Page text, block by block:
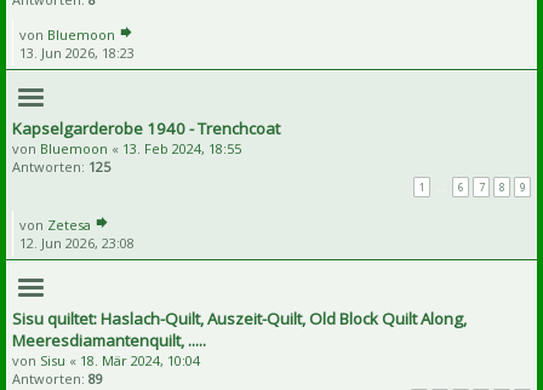
von Bluemoon
13. Jun 2026, 18:23
Kapselgarderobe 1940 - Trenchcoat
von Bluemoon « 13. Feb 2024, 18:55
Antworten: 125
1 6 7 8 9
von Zetesa
12. Jun 2026, 23:08
Sisu quiltet: Haslach-Quilt, Auszeit-Quilt, Old Block Quilt Along,
Meeresdiamantenquilt, .....
von Sisu « 18. Mär 2024, 10:04
Antworten: 89